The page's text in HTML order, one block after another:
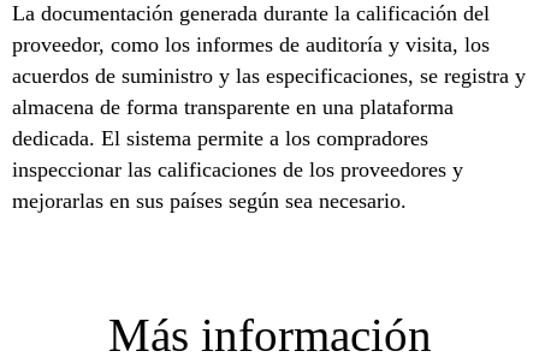
La documentación generada durante la calificación del
proveedor, como los informes de auditoría y visita, los
acuerdos de suministro y las especificaciones, se registra y
almacena de forma transparente en una plataforma
dedicada. El sistema permite a los compradores
inspeccionar las calificaciones de los proveedores y
mejorarlas en sus países según sea necesario.
Más información